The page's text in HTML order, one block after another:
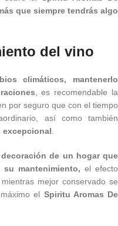
que siempre tendrás algo
del vino
climáticos, mantenerlo
, es recomendable la
por seguro que con el tiempo
así como también
excepcional
de un hogar que
su mantenimiento, el efecto
mejor conservado se
el Spiritu Aromas De